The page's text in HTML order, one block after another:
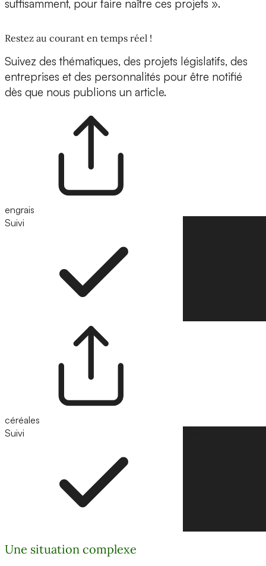
suffisamment, pour faire naître ces projets ».
Restez au courant en temps réel !
Suivez des thématiques, des projets législatifs, des
entreprises et des personnalités pour être notifié
dès que nous publions un article.
engrais
Suivi
céréales
Suivi
Une situation complexe